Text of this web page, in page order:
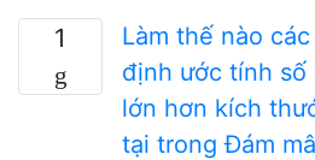
1
Làm thế nào
định ước tính số
lớn hơn kích
tại trong Đám